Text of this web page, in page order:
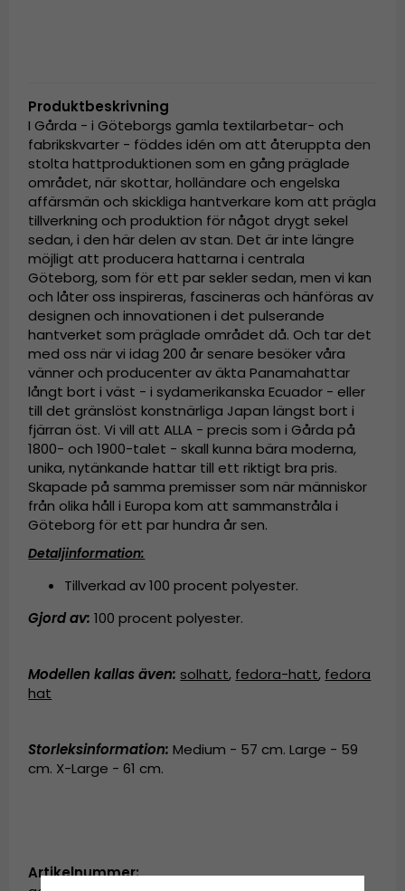
Produktbeskrivning
I Gårda - i Göteborgs gamla textilarbetar- och
fabrikskvarter - föddes idén om att återuppta den
stolta hattproduktionen som en gång präglade
området, när skottar, holländare och engelska
affärsmän och skickliga hantverkare kom att prägla
tillverkning och produktion för något drygt sekel
sedan, i den här delen av stan. Det är inte längre
möjligt att producera hattarna i centrala
Göteborg, som för ett par sekler sedan, men vi kan
och låter oss inspireras, fascineras och hänföras av
designen och innovationen i det pulserande
hantverket som präglade området då. Och tar det
med oss när vi idag 200 år senare besöker våra
vänner och producenter av äkta Panamahattar
långt bort i väst - i sydamerikanska Ecuador - eller
till det gränslöst konstnärliga Japan längst bort i
fjärran öst. Vi vill att ALLA - precis som i Gårda på
1800- och 1900-talet - skall kunna bära moderna,
unika, nytänkande hattar till ett riktigt bra pris.
Skapade på samma premisser som när människor
från olika håll i Europa kom att sammanstråla i
Göteborg för ett par hundra år sen.
Detaljinformation:
Tillverkad av100 procent polyester.
Gjord av: 100 procent polyester.
Modellen kallas även: solhatt, fedora-hatt, fedora
hat
Storleksinformation:Medium - 57 cm. Large - 59
cm. X-Large - 61 cm.
Artikelnummer: